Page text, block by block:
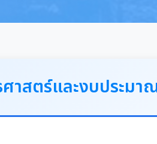
าสตร์และงบประมา